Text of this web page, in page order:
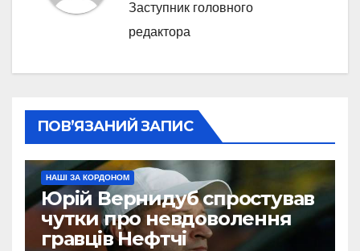
Заступник головного
редактора
ПОВ’ЯЗАНИЙ ЗАПИС
НАШІ ЗА КОРДОНОМ
Юрій Вернидуб спростував
чутки про невдоволення
гравців Нефтчі